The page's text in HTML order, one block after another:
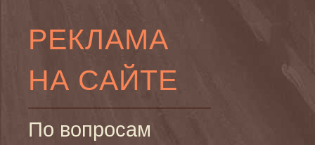
РЕКЛАМА
НА САЙТЕ
По вопросам